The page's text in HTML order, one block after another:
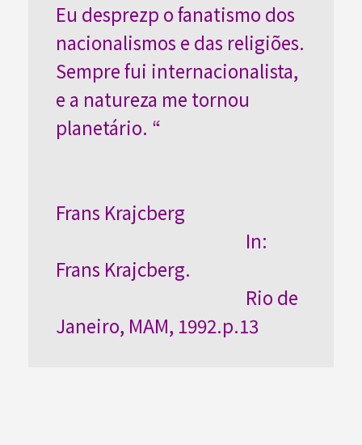
Eu desprezp o fanatismo dos
nacionalismos e das religiões.
Sempre fui internacionalista,
e a natureza me tornou
planetário. “
Frans Krajcberg
In:
Frans Krajcberg.
Rio de
Janeiro, MAM, 1992.p.13